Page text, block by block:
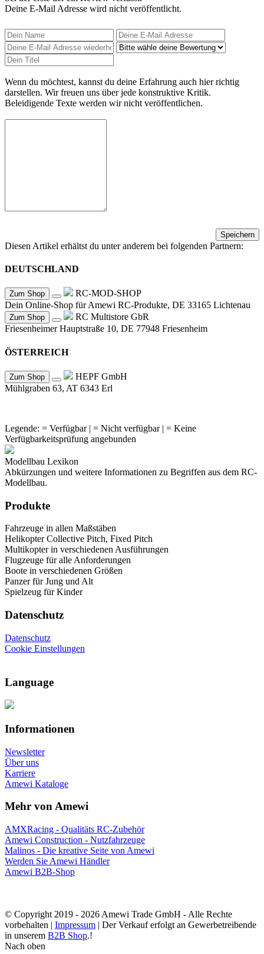
Deine E-Mail Adresse wird nicht veröffentlicht.
Wenn du möchtest, kannst du deine Erfahrung auch hier richtig
darstellen. Wir freuen uns über jede konstruktive Kritik.
Beleidigende Texte werden wir nicht veröffentlichen.
Speichern
Diesen Artikel erhältst du unter anderem bei folgenden Partnern:
DEUTSCHLAND
Zum Shop
RC-MOD-SHOP
Dein Online-Shop für Amewi RC-Produkte, DE 33165 Lichtenau
Zum Shop
RC Multistore GbR
Friesenheimer Hauptstraße 10, DE 77948 Friesenheim
ÖSTERREICH
Zum Shop
HEPF GmbH
Mühlgraben 63, AT 6343 Erl
Legende: = Verfügbar | = Nicht verfügbar | = Keine
Verfügbarkeitsprüfung angebunden
Modellbau Lexikon
Abkürzungen und weitere Informationen zu Begriffen aus dem RC-
Modellbau.
Produkte
Fahrzeuge in allen Maßstäben
Helikopter Collective Pitch, Fixed Pitch
Multikopter in verschiedenen Ausführungen
Flugzeuge für alle Anforderungen
Boote in verschiedenen Größen
Panzer für Jung und Alt
Spielzeug für Kinder
Datenschutz
Datenschutz
Cookie Einstellungen
Language
Informationen
Newsletter
Über uns
Karriere
Amewi Kataloge
Mehr von Amewi
AMXRacing - Qualitäts RC-Zubehör
Amewi Construction - Nutzfahrzeuge
Malinos - Die kreative Seite von Amewi
Werden Sie Amewi Händler
Amewi B2B-Shop
© Copyright 2019 - 2026 Amewi Trade GmbH - Alle Rechte
vorbehalten | Impressum | Der Verkauf erfolgt an Gewerbetreibende
in unserem B2B Shop.!
Nach oben